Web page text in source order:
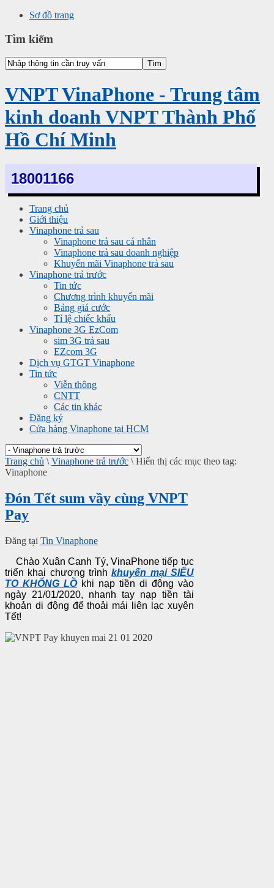
Sơ đồ trang
Tìm kiếm
VNPT VinaPhone - Trung tâm
kinh doanh VNPT Thành Phố
Hồ Chí Minh
18001166
Trang chủ
Giới thiệu
Vinaphone trả sau
Vinaphone trả sau cá nhân
Vinaphone trả sau doanh nghiệp
Khuyến mãi Vinaphone trả sau
Vinaphone trả trước
Tin tức
Chương trình khuyến mãi
Bảng giá cước
Tỉ lệ chiếc khấu
Vinaphone 3G EzCom
sim 3G trả sau
EZcom 3G
Dịch vụ GTGT Vinaphone
Tin tức
Viễn thông
CNTT
Các tin khác
Đăng ký
Cửa hàng Vinaphone tại HCM
Trang chủ \ Vinaphone trả trước \ Hiển thị các mục theo tag:
Vinaphone
Đón Tết sum vầy cùng VNPT
Pay
Đăng tại Tin Vinaphone
Chào Xuân Canh Tý, VinaPhone tiếp tục
triển khai chương trìnhkhuyến mại SIÊU
TO KHỔNG LỒkhi nạp tiền di động vào
ngày 21/01/2020, nhanh tay nạp tiền tài
khoản di động để thoải mái liên lạc xuyên
Tết!